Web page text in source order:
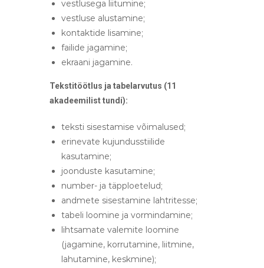
vestlusega liitumine;
vestluse alustamine;
kontaktide lisamine;
failide jagamine;
ekraani jagamine.
Tekstitöötlus ja tabelarvutus (11
akadeemilist tundi):
teksti sisestamise võimalused;
erinevate kujundusstiilide
kasutamine;
joonduste kasutamine;
number- ja täpploetelud;
andmete sisestamine lahtritesse;
tabeli loomine ja vormindamine;
lihtsamate valemite loomine
(jagamine, korrutamine, liitmine,
lahutamine, keskmine);